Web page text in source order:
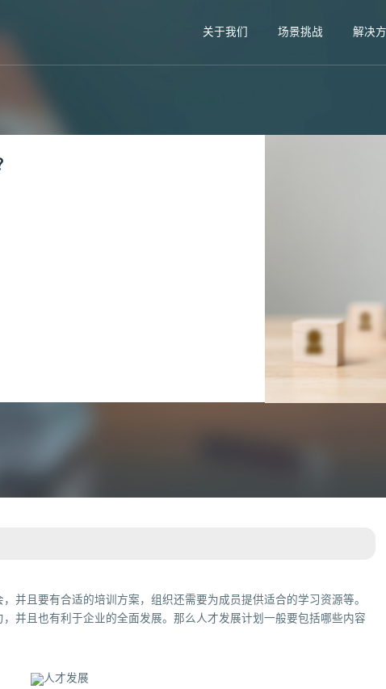
关于我们 场景挑战 解决
并且要有合适的培训方案，组织还需要为成员提供适合的学习资源等。
并且也有利于企业的全面发展。那么人才发展计划一般要包括哪些内容